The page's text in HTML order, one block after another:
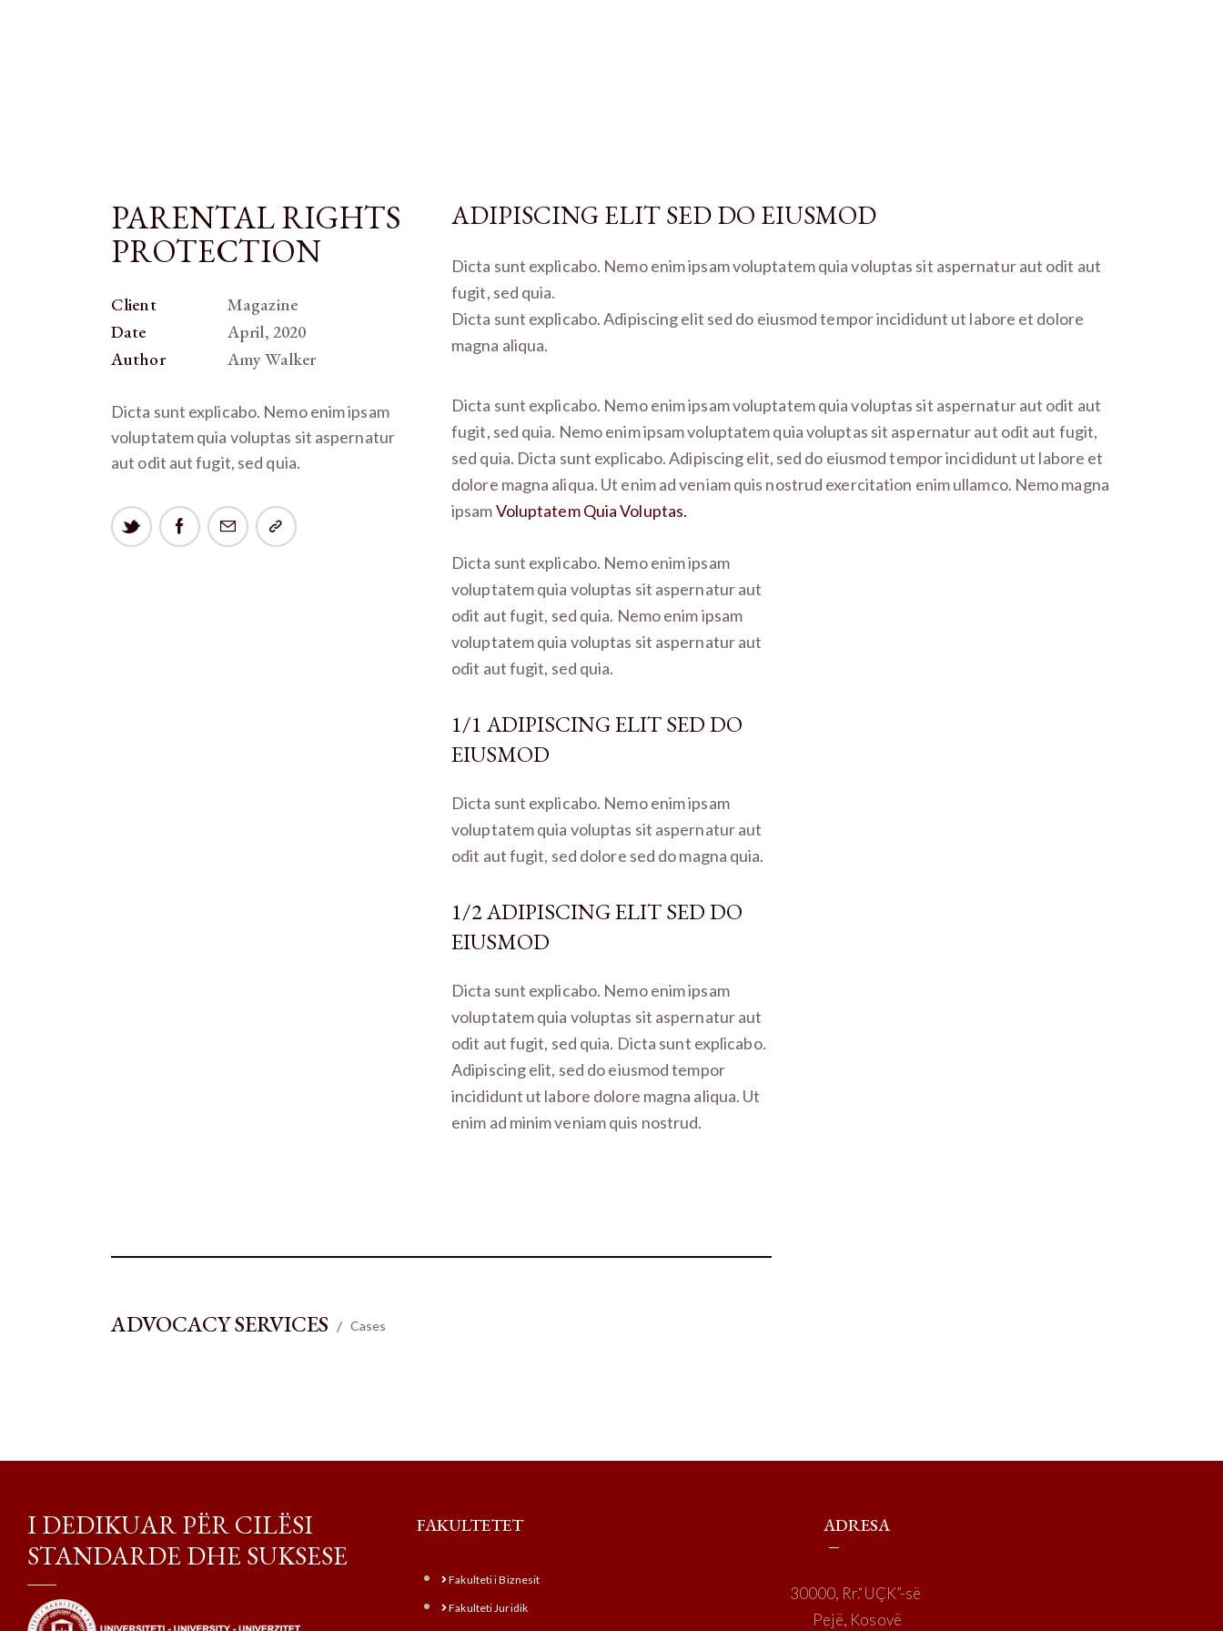
PARENTAL RIGHTS
PROTECTION
Client
Magazine
Date
April, 2020
Author
Amy Walker
Dicta sunt explicabo. Nemo enim ipsam
voluptatem quia voluptas sit aspernatur
aut odit aut fugit, sed quia.
ADIPISCING ELIT SED DO EIUSMOD
Dicta sunt explicabo. Nemo enim ipsam voluptatem quia voluptas sit aspernatur aut odit aut
fugit, sed quia.
Dicta sunt explicabo. Adipiscing elit sed do eiusmod tempor incididunt ut labore et dolore
magna aliqua.
Dicta sunt explicabo. Nemo enim ipsam voluptatem quia voluptas sit aspernatur aut odit aut
fugit, sed quia. Nemo enim ipsam voluptatem quia voluptas sit aspernatur aut odit aut fugit,
sed quia. Dicta sunt explicabo. Adipiscing elit, sed do eiusmod tempor incididunt ut labore et
dolore magna aliqua. Ut enim ad veniam quis nostrud exercitation enim ullamco. Nemo magna
ipsamVoluptatem Quia Voluptas.
Dicta sunt explicabo. Nemo enim ipsam
voluptatem quia voluptas sit aspernatur aut
odit aut fugit, sed quia. Nemo enim ipsam
voluptatem quia voluptas sit aspernatur aut
odit aut fugit, sed quia.
1/1 ADIPISCING ELIT SED DO
EIUSMOD
Dicta sunt explicabo. Nemo enim ipsam
voluptatem quia voluptas sit aspernatur aut
odit aut fugit, sed dolore sed do magna quia.
1/2 ADIPISCING ELIT SED DO
EIUSMOD
Dicta sunt explicabo. Nemo enim ipsam
voluptatem quia voluptas sit aspernatur aut
odit aut fugit, sed quia. Dicta sunt explicabo.
Adipiscing elit, sed do eiusmod tempor
incididunt ut labore dolore magna aliqua. Ut
enim ad minim veniam quis nostrud.
Cases
ADVOCACY SERVICES
I DEDIKUAR PËR CILËSI
STANDARDE DHE SUKSESE
FAKULTETET
Fakulteti i Biznesit
Fakulteti Juridik
ADRESA
30000, Rr.“UÇK”-së
Pejë, Kosovë